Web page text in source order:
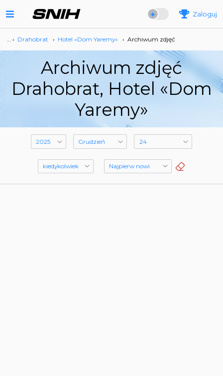
Zaloguj
… › Drahobrat › Hotel «Dom Yaremy» › Archiwum zdjęć
Archiwum zdjęć
Drahobrat, Hotel «Dom
Yaremy»